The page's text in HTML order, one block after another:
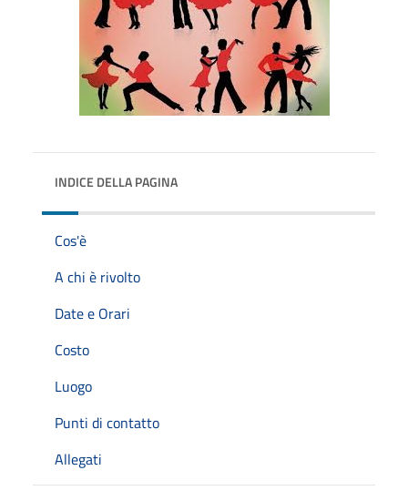
INDICE DELLA PAGINA
Cos'è
A chi è rivolto
Date e Orari
Costo
Luogo
Punti di contatto
Allegati